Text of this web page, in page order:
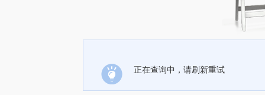
正在查询中，请刷新重试